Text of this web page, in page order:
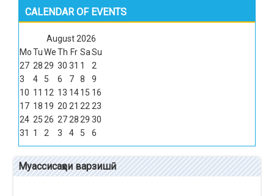
CALENDAR OF EVENTS
August2026
MoTuWeTh Fr SaSu
27 2829 30 31 1
2
3
4 5 6 7 8
9
10 11 12 13 1415 16
17 18 19 20 21 2223
24 2526 272829 30
31
1 2 3 4 5 6
Муассисаҳои варзишӣ